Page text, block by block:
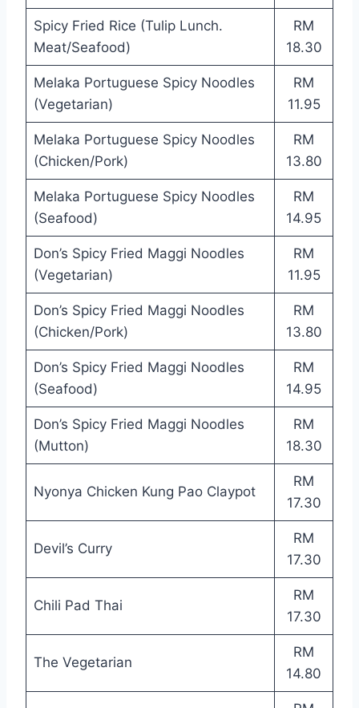
Spicy Fried Rice (Tulip Lunch.
Meat/Seafood)
RM
18.30
Melaka Portuguese Spicy Noodles
(Vegetarian)
RM
11.95
Melaka Portuguese Spicy Noodles
(Chicken/Pork)
RM
13.80
Melaka Portuguese Spicy Noodles
(Seafood)
RM
14.95
Don’s Spicy Fried Maggi Noodles
(Vegetarian)
RM
11.95
Don’s Spicy Fried Maggi Noodles
(Chicken/Pork)
RM
13.80
Don’s Spicy Fried Maggi Noodles
(Seafood)
RM
14.95
Don’s Spicy Fried Maggi Noodles
(Mutton)
RM
18.30
Nyonya Chicken Kung Pao Claypot
RM
17.30
Devil’s Curry
RM
17.30
Chili Pad Thai
RM
17.30
The Vegetarian
RM
14.80